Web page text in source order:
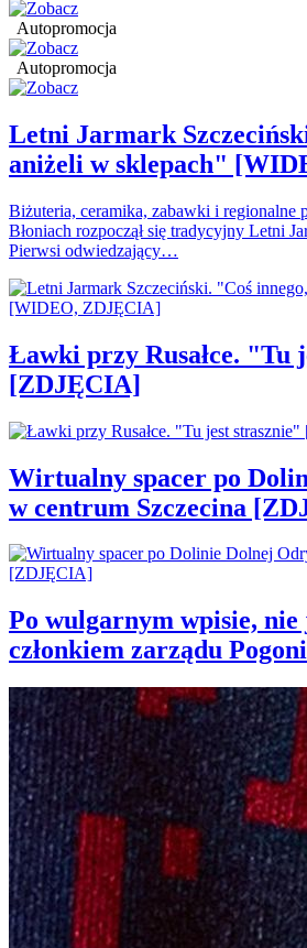
Autopromocja
Autopromocja
Letni Jarmark
aniżeli w sklepach"
Biżuteria, ceramika, zabawki i regionalne
Błoniach rozpoczął się tradycyjny Letni
Pierwsi odwiedzający…
Ławki przy Rusałce. "Tu
[ZDJĘCIA]
Wirtualny spacer po
w centrum Szczecina
Po wulgarnym wpisie, nie
członkiem zarządu